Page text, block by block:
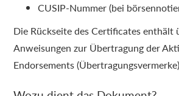
CUSIP-Nummer (bei
Die Rückseite des Certificates enthält
Anweisungen zur Übertragung der
Endorsements